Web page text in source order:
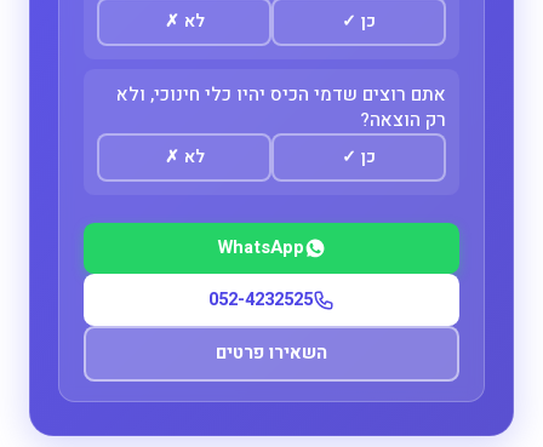
כן ✓ לא ✗
אתם רוצים שדמי הכיס יהיו כלי חינוכי, ולא
רק הוצאה?
כן ✓ לא ✗
WhatsApp
052-4232525
השאירו פרטים